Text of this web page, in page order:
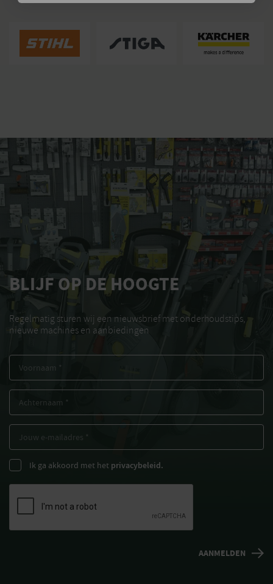
BLIJF OP DE HOOGTE
Regelmatig sturen wij een nieuwsbrief met onderhoudstips,
nieuwe machines en aanbiedingen
Ik ga akkoord met het privacybeleid.